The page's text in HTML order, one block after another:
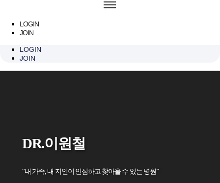
LOGIN
JOIN
LOGIN
JOIN
DR.이원철
“내 가족, 내 지인이 안심하고 찾아올 수 있는 병원”